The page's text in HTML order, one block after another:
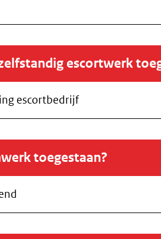
escortwerk
escortbedrijf
toegestaan?